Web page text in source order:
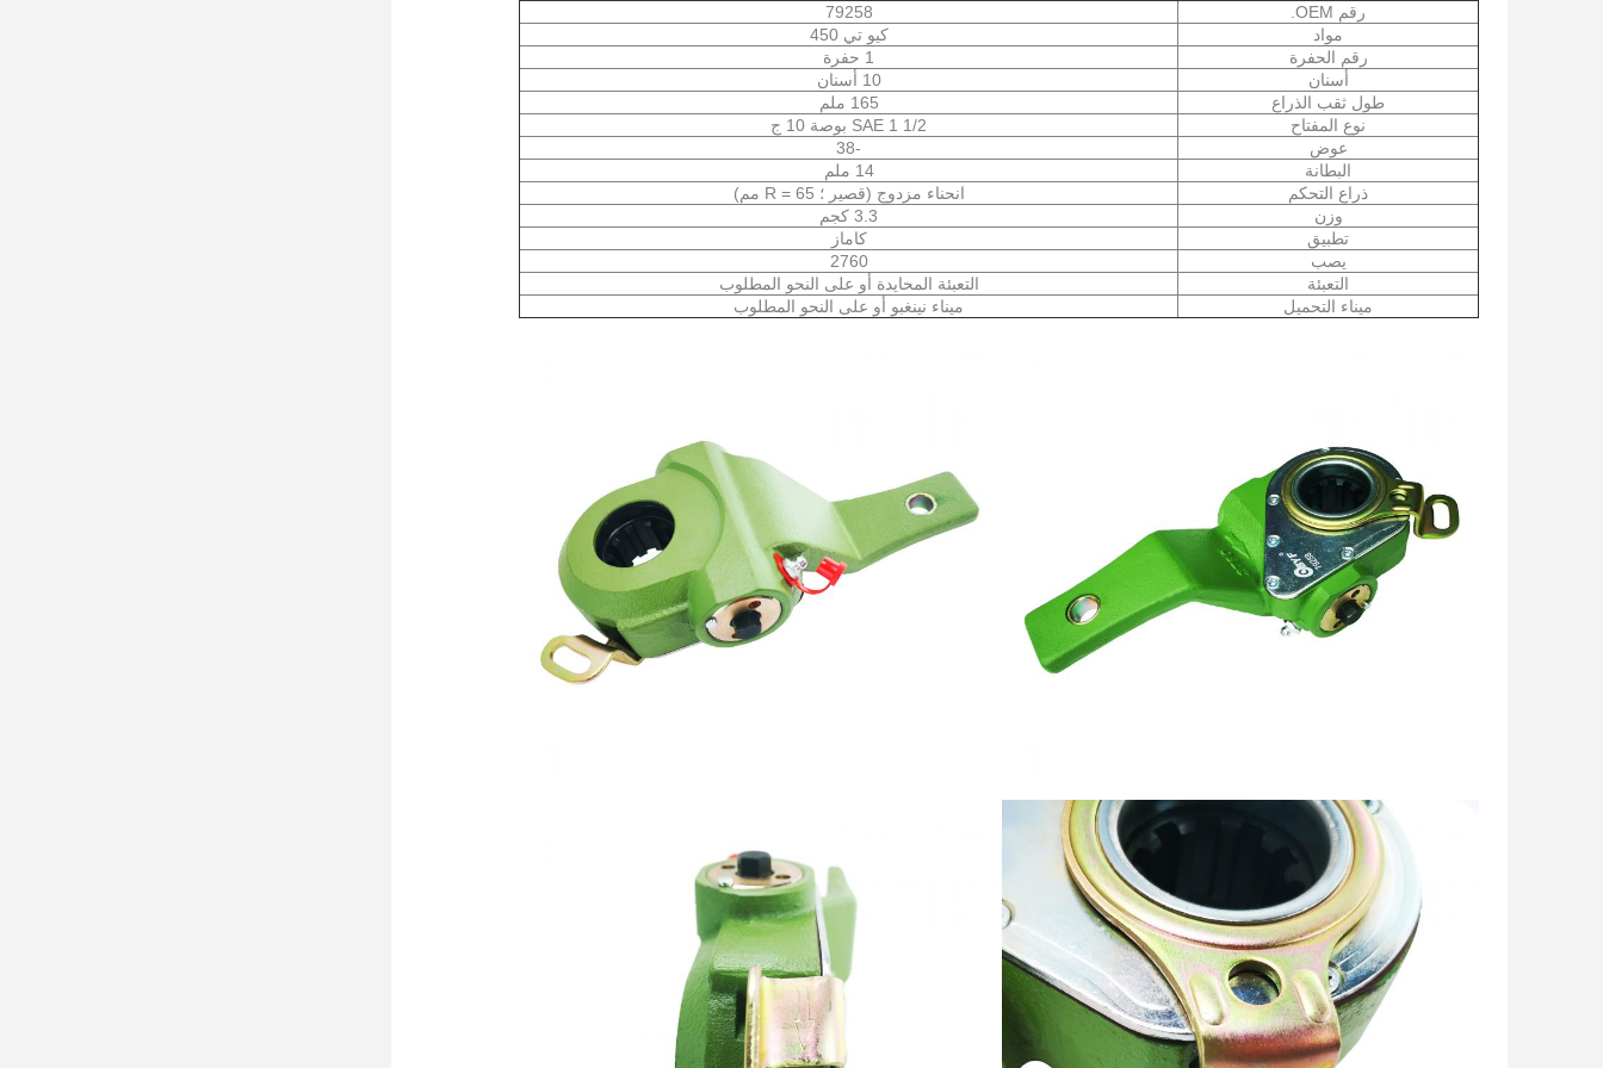
رقم OEM.
79258
مواد
كيو تي 450
رقم الحفرة
1 حفرة
أسنان
10 أسنان
طول ثقب الذراع
165 ملم
نوع المفتاح
SAE 1 1/2 بوصة 10 ج
عوض
-38
البطانة
14 ملم
ذراع التحكم
انحناء مزدوج (قصير ؛ R = 65 مم)
وزن
3.3 كجم
تطبيق
كاماز
يصب
2760
التعبئة
التعبئة المحايدة أو على النحو المطلوب
ميناء التحميل
ميناء نينغبو أو على النحو المطلوب